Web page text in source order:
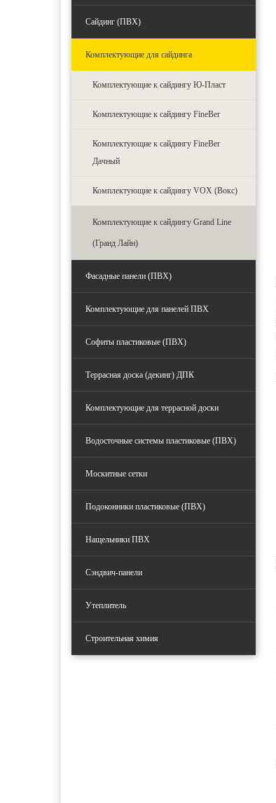
Сайдинг (ПВХ)
Комплектующие для сайдинга
Комплектующие к сайдингу Ю-Пласт
Комплектующие к сайдингу FineBer
Комплектующие к сайдингу FineBer
Дачный
Комплектующие к сайдингу VOX (Вокс)
Комплектующие к сайдингу Grand Line
(Гранд Лайн)
Фасадные панели (ПВХ)
Комплектующие для панелей ПВХ
Софиты пластиковые (ПВХ)
Террасная доска (декинг) ДПК
Комплектующие для террасной доски
Водосточные системы пластиковые (ПВХ)
Москитные сетки
Подоконники пластиковые (ПВХ)
Нащельники ПВХ
Сэндвич-панели
Утеплитель
Строительная химия